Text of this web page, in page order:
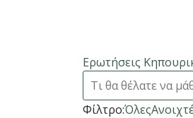
Ερωτήσεις
Φίλτρο:Όλες